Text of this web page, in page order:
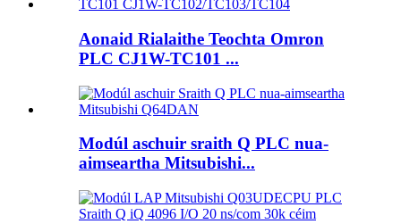
Aonaid Rialaithe Teochta Omron
PLC CJ1W-TC101 ...
Modúl aschuir sraith Q PLC nua-
aimseartha Mitsubishi...